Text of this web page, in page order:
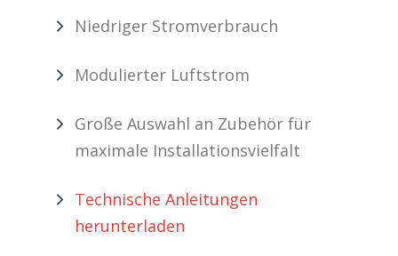
Niedriger Stromverbrauch
Modulierter Luftstrom
Große Auswahl an Zubehör für
maximale Installationsvielfalt
Technische Anleitungen
herunterladen